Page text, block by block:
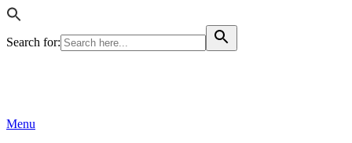
Search for:
Menu